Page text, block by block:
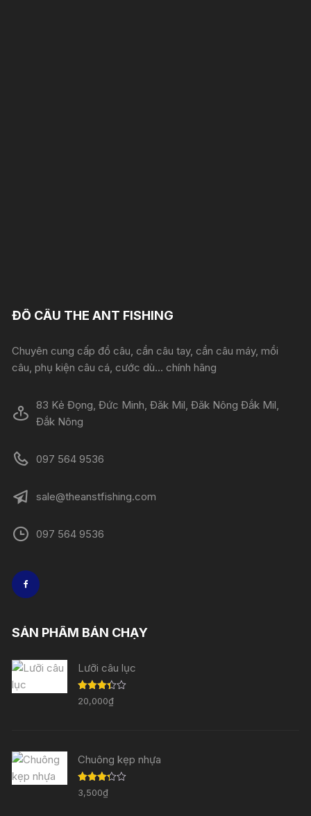
ĐỒ CÂU THE ANT FISHING
Chuyên cung cấp đồ câu, cần câu tay, cần câu máy, mồi
câu, phụ kiện câu cá, cước dù... chính hãng
83 Kẻ Đọng, Đức Minh, Đăk Mil, Đăk Nông Đắk Mil,
Đắk Nông
097 564 9536
sale@theanstfishing.com
097 564 9536
SẢN PHẨM BÁN CHẠY
Lưỡi câu lục
Được
xếp
20,000₫
Chuông kẹp nhựa
Được
xếp
3,500₫